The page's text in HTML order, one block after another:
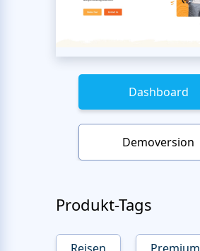
Dashboard
Demoversion
Produkt-Tags
Reisen Premium